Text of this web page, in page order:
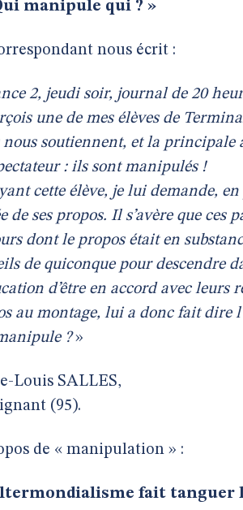
manipule qui ? »
nous écrit :
2, jeudi soir, journal de 20
une de mes élèves de
nous soutiennent, et la principale
: ils sont manipulés !
cette élève, je lui demande,
de ses propos. Il s’avère que ces
dont le propos était en
de quiconque pour descendre
d’être en accord avec
au montage, lui a donc fait dire
?»
Louis SALLES,
(95).
de « manipulation » :
fait tanguer